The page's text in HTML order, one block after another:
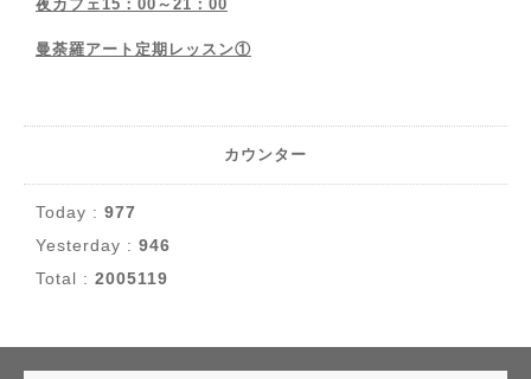
夜カフェ15：00～21：00
曼荼羅アート定期レッスン①
カウンター
Today : 977
Yesterday : 946
Total : 2005119